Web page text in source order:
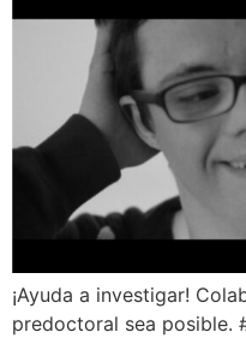
¡Ayuda a investigar!
predoctoral sea posible.